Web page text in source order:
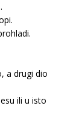
a drugi dio
ili u isto